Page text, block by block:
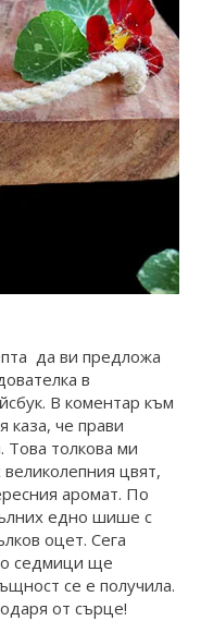
да ви предложа
в
В коментар към
каза, че прави
толкова ми
цвят,
аромат. По
едно шише с
оцет. Сега
седмици ще
се е получила.
от сърце!